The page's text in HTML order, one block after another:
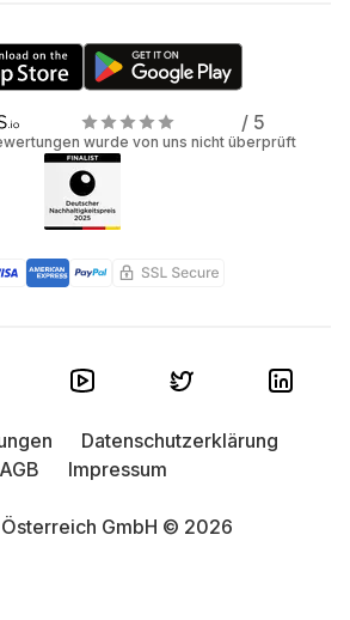
/ 5
wurde von uns nicht überprüft
GmbH © 2026
Datenschutzerklärung
AGB
Impressum